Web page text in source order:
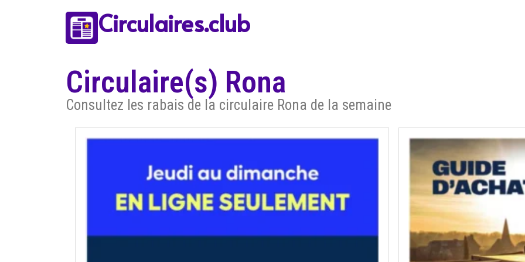
Circulaires.club
Circulaire(s) Rona
Consultez les rabais de la circulaire Rona de la semaine